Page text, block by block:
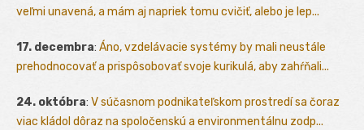
veľmi unavená, a mám aj napriek tomu cvičiť, alebo je lep...
17. decembra: Áno, vzdelávacie systémy by mali neustále
prehodnocovať a prispôsobovať svoje kurikulá, aby zahŕňali...
24. októbra: V súčasnom podnikateľskom prostredí sa čoraz
viac kládol dôraz na spoločenskú a environmentálnu zodp...